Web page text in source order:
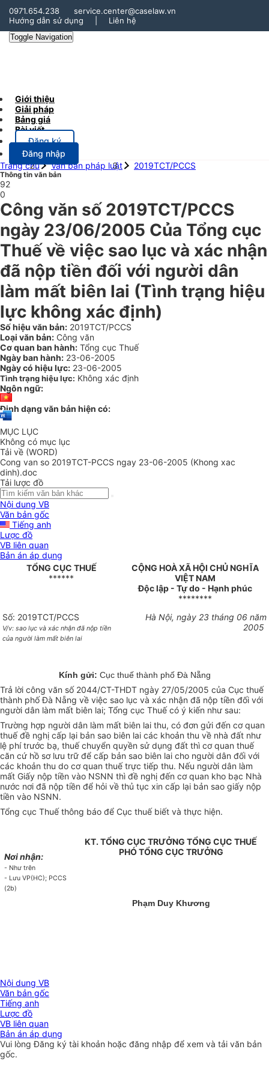
0971.654.238
service.center@caselaw.vn
Hướng dẫn sử dụng
Liên hệ
Toggle Navigation
Giới thiệu
Giải pháp
Bảng giá
Bài viết
Đăng ký
Đăng nhập
Trang chủ
Văn bản pháp luật 2019TCT/PCCS
Thông tin văn bản
92
0
Công văn số 2019TCT/PCCS
ngày 23/06/2005 Của Tổng cục
Thuế về việc sao lục và xác nhận
đã nộp tiền đối với người dân
làm mất biên lai (Tình trạng hiệu
lực không xác định)
Số hiệu văn bản: 2019TCT/PCCS
Loại văn bản: Công văn
Cơ quan ban hành: Tổng cục Thuế
Ngày ban hành: 23-06-2005
Ngày có hiệu lực: 23-06-2005
Tình trạng hiệu lực: Không xác định
Ngôn ngữ:
Định dạng văn bản hiện có:
MỤC LỤC
Không có mục lục
Tải về (WORD)
Cong van so 2019TCT-PCCS ngay 23-06-2005 (Khong xac
dinh).doc
Tải lược đồ
Nội dung VB
Văn bản gốc
Tiếng anh
Lược đồ
VB liên quan
Bản án áp dụng
TỔNG CỤC THUẾ
******
CỘNG HOÀ XÃ HỘI CHỦ NGHĨA
VIỆT NAM
Độc lập - Tự do - Hạnh phúc
********
Số: 2019TCT/PCCS
V/v: sao lục và xác nhận đã nộp tiền
của người làm mất biên lai
Hà Nội, ngày 23 tháng 06 năm
2005
Kính gửi: Cục thuế thành phố Đà Nẵng
Trả lời công văn số 2044/CT-THDT ngày 27/05/2005 của Cục thuế
thành phố Đà Nẵng về việc sao lục và xác nhận đã nộp tiền đối với
người dân làm mất biên lai; Tổng cục Thuế có ý kiến như sau:
Trường hợp người dân làm mất biên lai thu, có đơn gửi đến cơ quan
thuế đề nghị cấp lại bản sao biên lai các khoản thu về nhà đất như
lệ phí trước bạ, thuế chuyển quyền sử dụng đất thì cơ quan thuế
căn cứ hồ sơ lưu trữ để cấp bản sao biên lai cho người dân đối với
các khoản thu do cơ quan thuế trực tiếp thu. Nếu người dân làm
mất Giấy nộp tiền vào NSNN thì đề nghị đến cơ quan kho bạc Nhà
nước nơi đã nộp tiền để hỏi về thủ tục xin cấp lại bản sao giấy nộp
tiền vào NSNN.
Tổng cục Thuế thông báo để Cục thuế biết và thực hiện.
Nơi nhận:
- Như trên
- Lưu VP(HC); PCCS
(2b)
KT. TỔNG CỤC TRƯỞNG TỔNG CỤC THUẾ
PHÓ TỔNG CỤC TRƯỞNG
Phạm Duy Khương
Nội dung VB
Văn bản gốc
Tiếng anh
Lược đồ
VB liên quan
Bản án áp dụng
Vui lòngĐăng ký tài khoản hoặc đăng nhập để xem và tải văn bản
gốc.